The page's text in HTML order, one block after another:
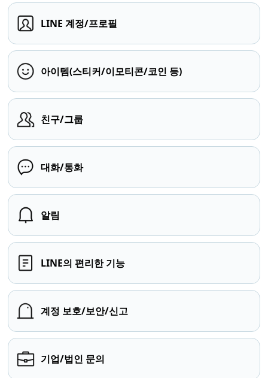
LINE 계정/프로필
아이템(스티커/이모티콘/코인 등)
친구/그룹
대화/통화
알림
LINE의 편리한 기능
계정 보호/보안/신고
기업/법인 문의